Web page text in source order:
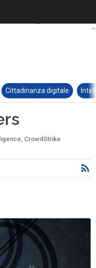
Cittadinanza digitale
CrowdStrike